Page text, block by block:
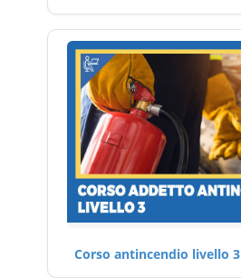
Corso antincendio livello